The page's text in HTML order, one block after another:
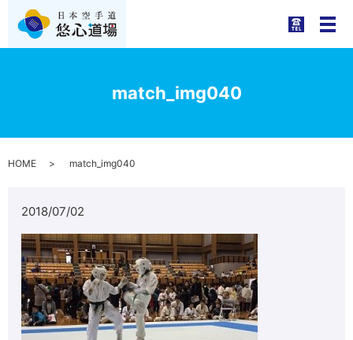
メ
match_img040
HOME match_img040
2018/07/02